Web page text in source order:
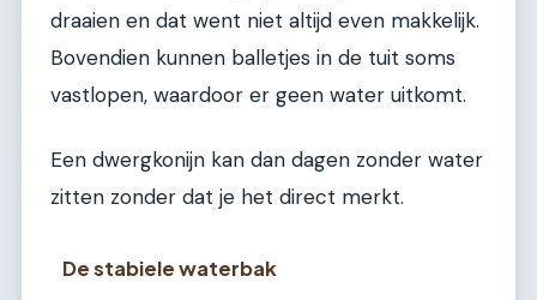
draaien en dat went niet altijd even makkelijk.
Bovendien kunnen balletjes in de tuit soms
vastlopen, waardoor er geen water uitkomt.
Een dwergkonijn kan dan dagen zonder water
zitten zonder dat je het direct merkt.
De stabiele waterbak